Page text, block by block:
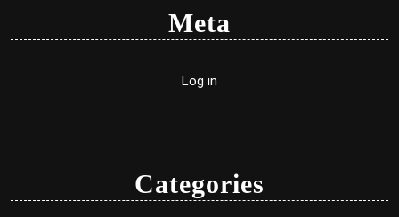
Meta
Log in
Categories